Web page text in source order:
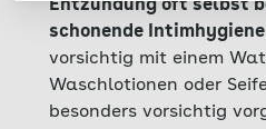
Entzündung oft selbst
schonende
vorsichtig mit einem
Waschlotionen oder
besonders vorsichtig